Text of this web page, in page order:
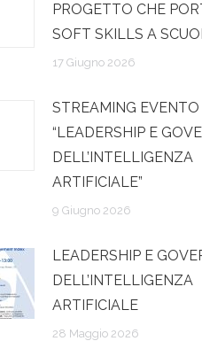
PROGETTO CHE
SOFT SKILLS A
17 Giugno 2026
STREAMING EVENTO
“LEADERSHIP E
DELL’INTELLIGENZA
ARTIFICIALE”
9 Giugno 2026
LEADERSHIP E
DELL’INTELLIGENZA
ARTIFICIALE
28 Maggio 2026